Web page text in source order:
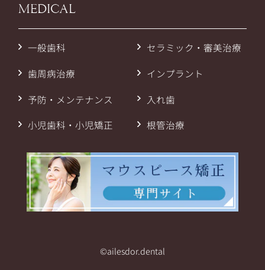
MEDICAL
一般歯科
歯周病治療
予防・メンテナンス
小児歯科・小児矯正
セラミック・審美治療
インプラント
入れ歯
根管治療
©ailesdor.dental